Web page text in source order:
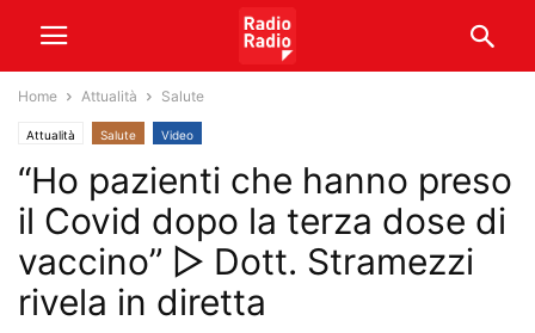
Home Attualità Salute
Attualità Salute Video
“Ho pazienti che hanno preso
il Covid dopo la terza dose di
vaccino” ▷ Dott. Stramezzi
rivela in diretta